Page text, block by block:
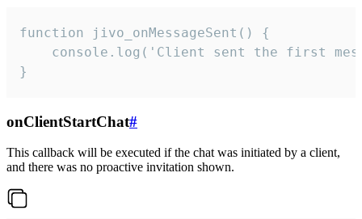
function jivo_onMessageSent() {
console.log('Client sent the first
}
onClientStartChat#
This callback will be executed if the chat was initiated by a client,
and there was no proactive invitation shown.